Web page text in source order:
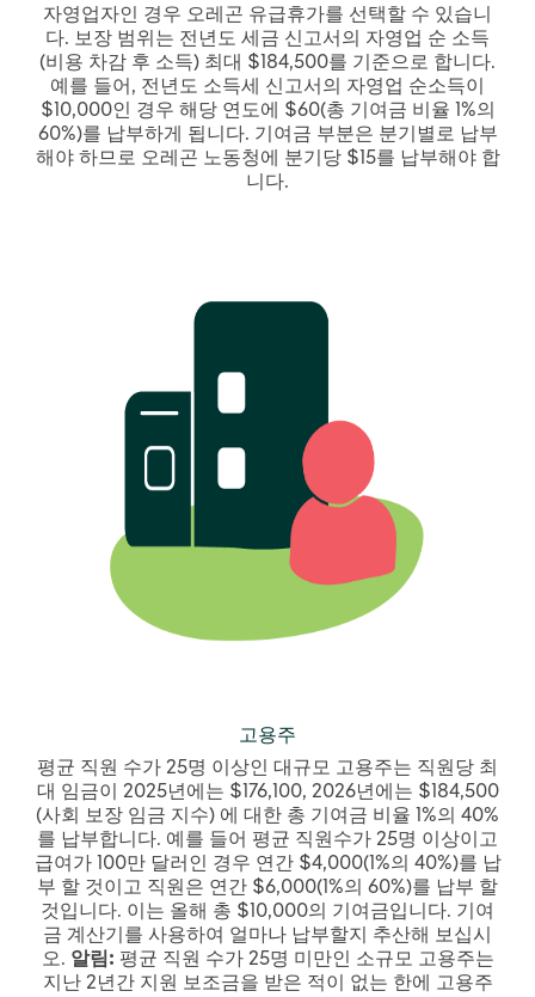
자영업자인 경우 오레곤 유급휴가를 선택할 수 있습니
다. 보장 범위는 전년도 세금 신고서의 자영업 순 소득
(비용 차감 후 소득) 최대 $184,500를 기준으로 합니다.
예를 들어, 전년도 소득세 신고서의 자영업 순소득이
$10,000인 경우 해당 연도에 $60(총 기여금 비율 1%의
60%)를 납부하게 됩니다. 기여금 부분은 분기별로 납부
해야 하므로 오레곤 노동청에 분기당 $15를 납부해야 합
니다.
고용주
평균 직원 수가 25명 이상인 대규모 고용주는 직원당 최
대 임금이 2025년에는 $176,100, 2026년에는 $184,500
(사회 보장 임금 지수) 에 대한 총 기여금 비율 1%의 40%
를 납부합니다. 예를 들어 평균 직원수가 25명 이상이고
급여가 100만 달러인 경우 연간 $4,000(1%의 40%)를 납
부 할 것이고 직원은 연간 $6,000(1%의 60%)를 납부 할
것입니다. 이는 올해 총 $10,000의 기여금입니다. 기여
금 계산기를 사용하여 얼마나 납부할지 추산해 보십시
오. 알림: 평균 직원 수가 25명 미만인 소규모 고용주는
지난 2년간 지원 보조금을 받은 적이 없는 한에 고용주